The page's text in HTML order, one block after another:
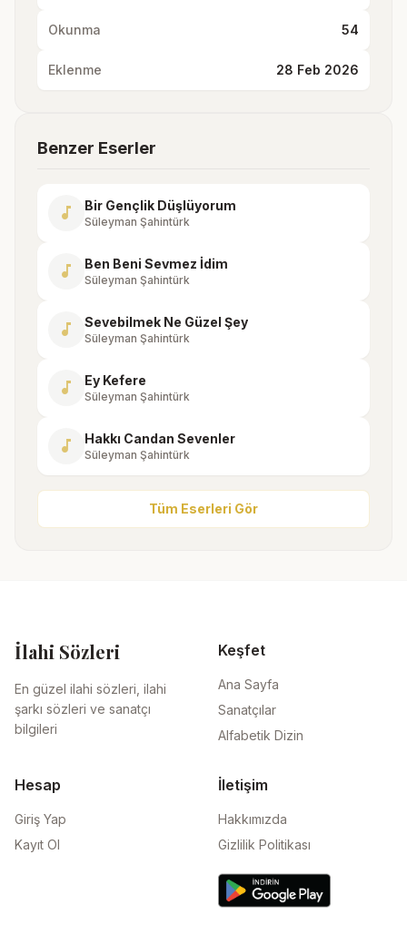
Okunma 54
Eklenme 28 Feb 2026
Benzer Eserler
music_note Bir Gençlik Düşlüyorum
Süleyman Şahintürk
music_note Ben Beni Sevmez İdim
Süleyman Şahintürk
music_note Sevebilmek Ne Güzel Şey
Süleyman Şahintürk
music_note Ey Kefere
Süleyman Şahintürk
music_note Hakkı Candan Sevenler
Süleyman Şahintürk
Tüm Eserleri Gör
İlahi Sözleri
En güzel ilahi sözleri, ilahi
şarkı sözleri ve sanatçı
bilgileri
Keşfet
Ana Sayfa
Sanatçılar
Alfabetik Dizin
Hesap
Giriş Yap
Kayıt Ol
İletişim
Hakkımızda
Gizlilik Politikası